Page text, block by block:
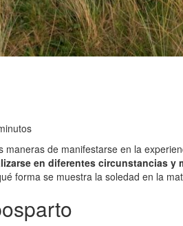
de manifestarse en la
en diferentes circunstancias y
forma se muestra la soledad en la